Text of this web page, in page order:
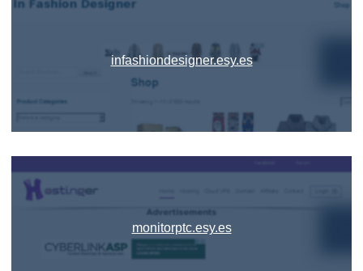
infashiondesigner.esy.es
monitorptc.esy.es